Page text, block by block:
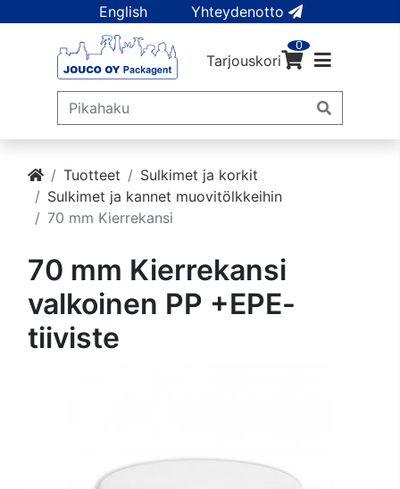
English Yhteydenotto
Tarjouskori
0
Tuotteet
Sulkimet ja korkit
Sulkimet ja kannet muovitölkkeihin
70 mm Kierrekansi
70 mm Kierrekansi
valkoinen PP +EPE-
tiiviste